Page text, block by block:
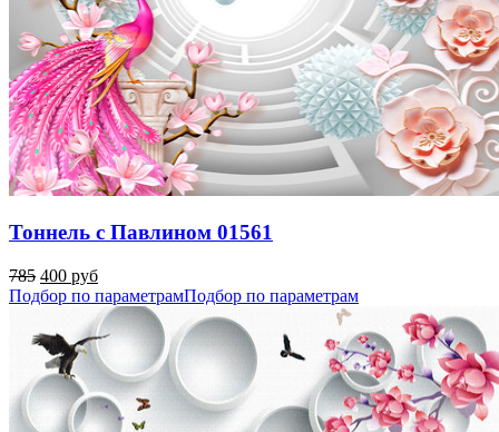
Тоннель с Павлином 01561
785 400 руб
Подбор по параметрамПодбор по параметрам